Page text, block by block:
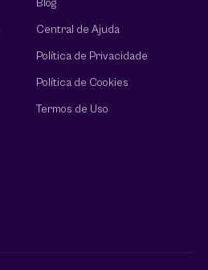
Blog
Central de Ajuda
Política de Privacidade
Política de Cookies
Termos de Uso